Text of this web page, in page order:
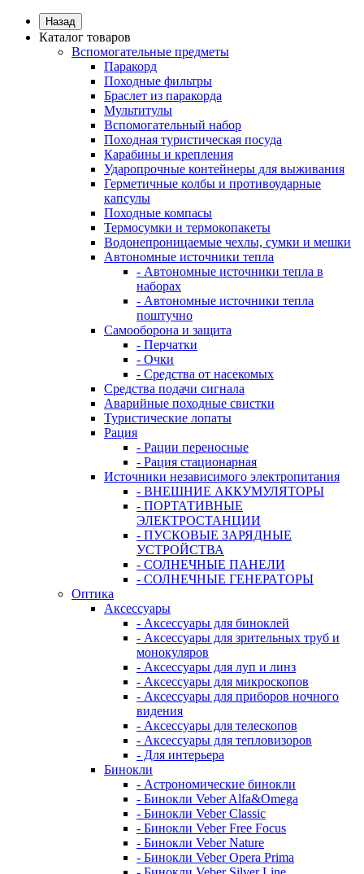
Назад
Каталог товаров
Вспомогательные предметы
Паракорд
Походные фильтры
Браслет из паракорда
Мультитулы
Вспомогательный набор
Походная туристическая посуда
Карабины и крепления
Ударопрочные контейнеры для выживания
Герметичные колбы и противоударные
капсулы
Походные компасы
Термосумки и термокопакеты
Водонепроницаемые чехлы, сумки и мешки
Автономные источники тепла
- Автономные источники тепла в
наборах
- Автономные источники тепла
поштучно
Самооборона и защита
- Перчатки
- Очки
- Средства от насекомых
Средства подачи сигнала
Аварийные походные свистки
Туристические лопаты
Рация
- Рации переносные
- Рация стационарная
Источники независимого электропитания
- ВНЕШНИЕ АККУМУЛЯТОРЫ
- ПОРТАТИВНЫЕ
ЭЛЕКТРОСТАНЦИИ
- ПУСКОВЫЕ ЗАРЯДНЫЕ
УСТРОЙСТВА
- СОЛНЕЧНЫЕ ПАНЕЛИ
- СОЛНЕЧНЫЕ ГЕНЕРАТОРЫ
Оптика
Аксессуары
- Аксессуары для биноклей
- Аксессуары для зрительных труб и
монокуляров
- Аксессуары для луп и линз
- Аксессуары для микроскопов
- Аксессуары для приборов ночного
видения
- Аксессуары для телескопов
- Аксессуары для тепловизоров
- Для интерьера
Бинокли
- Астрономические бинокли
- Бинокли Veber Alfa&Omega
- Бинокли Veber Classic
- Бинокли Veber Free Focus
- Бинокли Veber Nature
- Бинокли Veber Opera Prima